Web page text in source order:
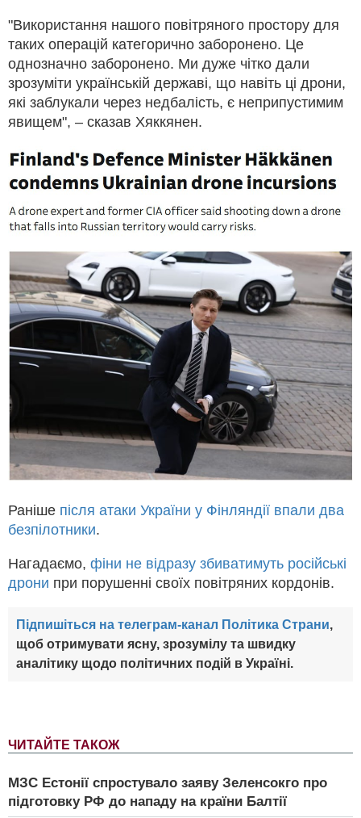
ЧИТАЙТЕ ТАКОЖ
МЗС Естонії спростувало заяву Зеленсокго про
підготовку РФ до нападу на країни Балтії
"Використання нашого повітряного простору для
таких операцій категорично заборонено. Це
однозначно заборонено. Ми дуже чітко дали
зрозуміти українській державі, що навіть ці дрони,
які заблукали через недбалість, є неприпустимим
явищем", – сказав Хяккянен.
Раніше після атаки України у Фінляндії впали два
безпілотники.
Нагадаємо, фіни не відразу збиватимуть російські
дрони при порушенні своїх повітряних кордонів.
Підпишіться на телеграм-канал Політика Страни,
щоб отримувати ясну, зрозумілу та швидку
аналітику щодо політичних подій в Україні.